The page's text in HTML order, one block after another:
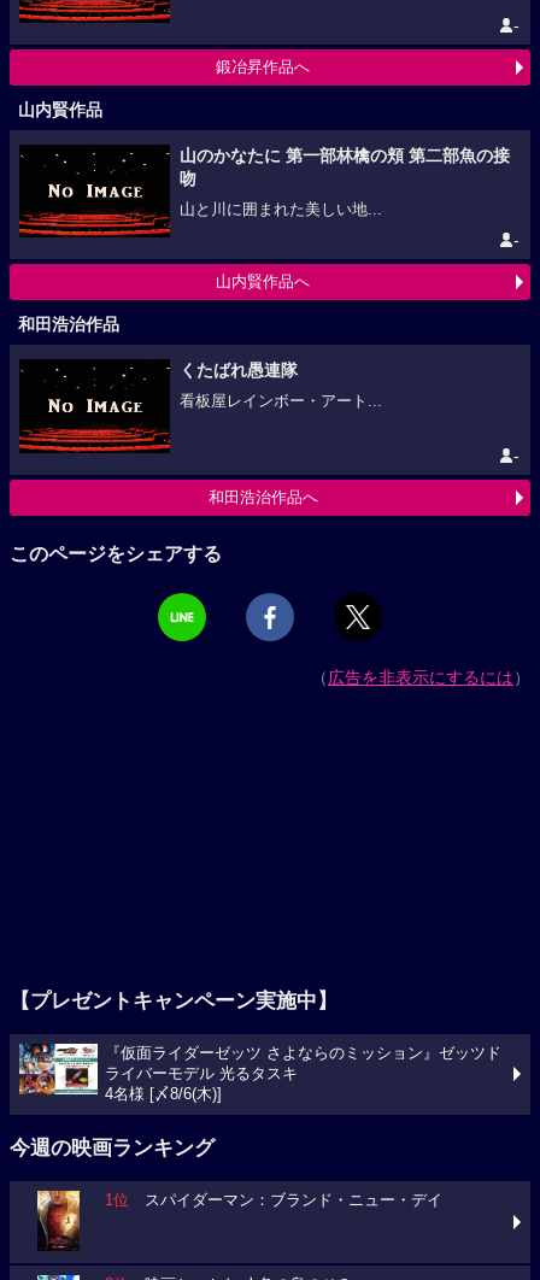
-
鍛冶昇作品へ
山内賢作品
山のかなたに 第一部林檎の頬 第二部魚の接
吻
山と川に囲まれた美しい地...
-
山内賢作品へ
和田浩治作品
くたばれ愚連隊
看板屋レインボー・アート...
-
和田浩治作品へ
このページをシェアする
（広告を非表示にするには）
【プレゼントキャンペーン実施中】
『仮面ライダーゼッツ さよならのミッション』ゼッツド
ライバーモデル 光るタスキ
4名様 [〆8/6(木)]
今週の映画ランキング
1位 スパイダーマン：ブランド・ニュー・デイ